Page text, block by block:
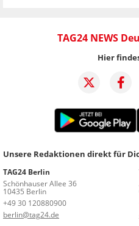
TAG24 NEWS
Hier
Unsere Redaktionen direkt für
TAG24 Berlin
Schönhauser Allee 36
10435 Berlin
+49 30 120880900
berlin@tag24.de